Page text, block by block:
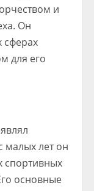
и
Он
сферах
для его
малых лет он
спортивных
основные